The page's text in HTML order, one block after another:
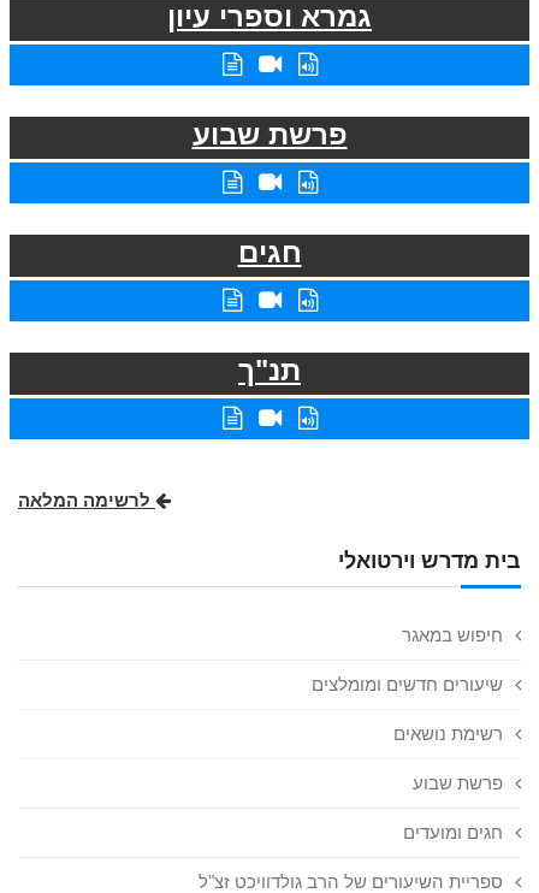
בית מדרש וירטואלי
חיפוש במאגר
שיעורים חדשים ומומלצים
רשימת נושאים
פרשת שבוע
חגים ומועדים
ספריית השיעורים של הרב גולדוויכט זצ"ל
גמרא וספרי עיון
פרשת שבוע
חגים
תנ"ך
לרשימה המלאה